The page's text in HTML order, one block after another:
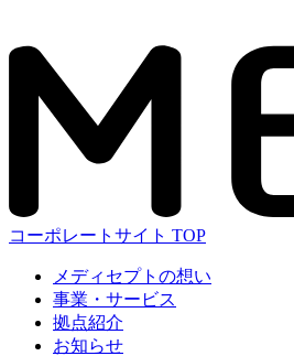
コーポレートサイト TOP
メディセプトの想い
事業・サービス
拠点紹介
お知らせ